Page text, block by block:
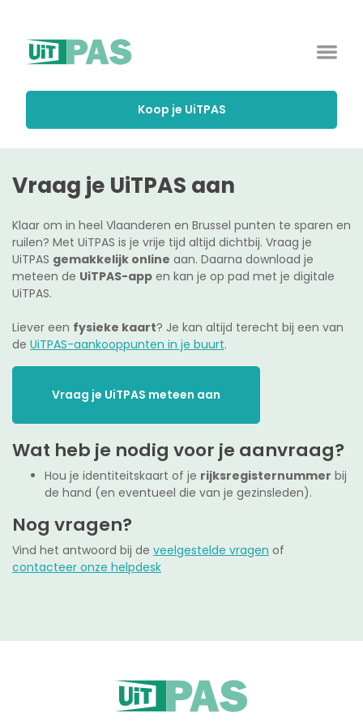
Koop je UiTPAS
Vraag je UiTPAS aan
Klaar om in heel Vlaanderen en Brussel punten te sparen en
ruilen? Met UiTPAS is je vrije tijd altijd dichtbij. Vraag je
UiTPAS gemakkelijk online aan. Daarna download je
meteen de UiTPAS-app en kan je op pad met je digitale
UiTPAS.
Liever een fysieke kaart? Je kan altijd terecht bij een van
de UiTPAS-aankooppunten in je buurt.
Vraag je UiTPAS meteen aan
Wat heb je nodig voor je aanvraag?
Hou je identiteitskaart of je rijksregisternummer bij
de hand (en eventueel die van je gezinsleden).
Nog vragen?
Vind het antwoord bij de veelgestelde vragen of
contacteer onze helpdesk